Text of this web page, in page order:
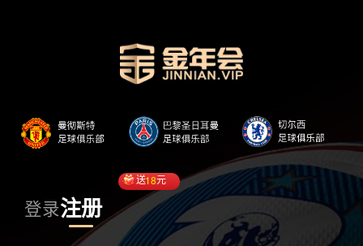
登录注册
送18元